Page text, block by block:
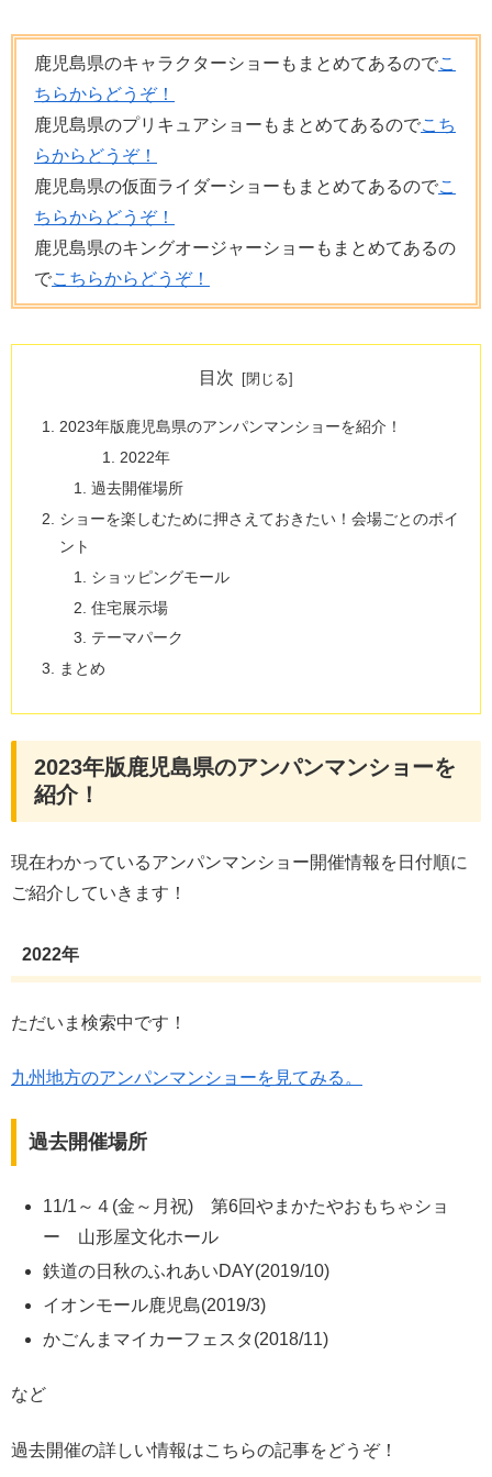
鹿児島県のキャラクターショーもまとめてあるのでこ
ちらからどうぞ！
鹿児島県のプリキュアショーもまとめてあるのでこち
らからどうぞ！
鹿児島県の仮面ライダーショーもまとめてあるのでこ
ちらからどうぞ！
鹿児島県のキングオージャーショーもまとめてあるの
でこちらからどうぞ！
目次
2023年版鹿児島県のアンパンマンショーを紹介！
2022年
過去開催場所
ショーを楽しむために押さえておきたい！会場ごとのポイ
ント
ショッピングモール
住宅展示場
テーマパーク
まとめ
2023年版鹿児島県のアンパンマンショーを
紹介！
現在わかっているアンパンマンショー開催情報を日付順に
ご紹介していきます！
2022年
ただいま検索中です！
九州地方のアンパンマンショーを見てみる。
過去開催場所
11/1～４(金～月祝)第6回やまかたやおもちゃショ
ー 山形屋文化ホール
鉄道の日秋のふれあいDAY(2019/10)
イオンモール鹿児島(2019/3)
かごんまマイカーフェスタ(2018/11)
など
過去開催の詳しい情報はこちらの記事をどうぞ！